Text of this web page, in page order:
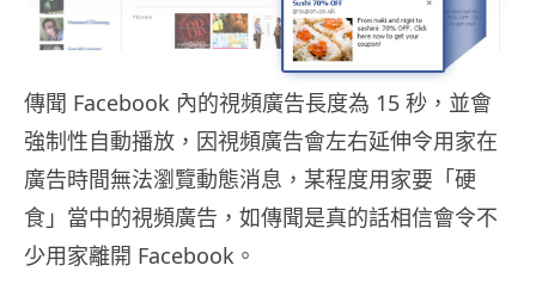
傳聞 Facebook 內的視頻廣告長度為 15 秒，並會
強制性自動播放，因視頻廣告會左右延伸令用家在
廣告時間無法瀏覽動態消息，某程度用家要「硬
食」當中的視頻廣告，如傳聞是真的話相信會令不
少用家離開 Facebook。